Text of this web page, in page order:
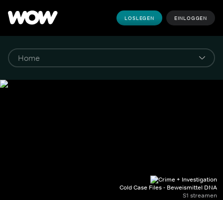
LOSLEGEN EINLOGGEN
Cold Case Files - Beweismittel DNA
S1 streamen